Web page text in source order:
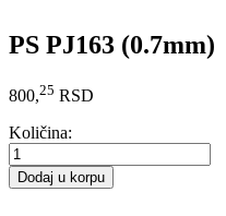
PS PJ163 (0.7mm)
800,25 RSD
Količina:
Dodaj u korpu